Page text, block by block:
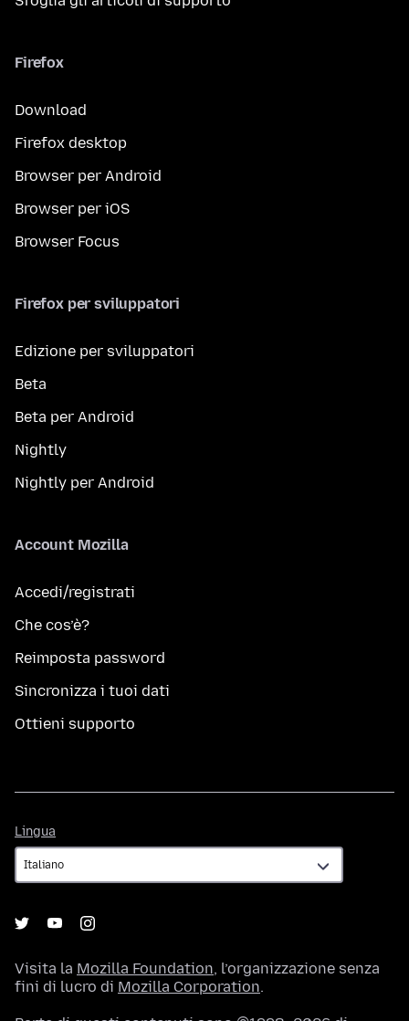
Firefox
Download
Firefox desktop
Browser per Android
Browser per iOS
Browser Focus
Firefox per sviluppatori
Edizione per sviluppatori
Beta
Beta per Android
Nightly
Nightly per Android
Account Mozilla
Accedi/registrati
Che cos’è?
Reimposta password
Sincronizza i tuoi dati
Ottieni supporto
Lingua
Visita la Mozilla Foundation, l’organizzazione senza
fini di lucro di Mozilla Corporation.